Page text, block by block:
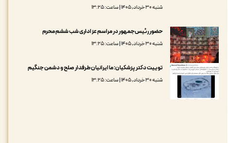
شنبه ۳۰ خرداد, ۱۴۰۵ | ساعت: ۱۳:۲۵
حضور رئیس‌جمهور در مراسم عزاداری شب ششم محرم
شنبه ۳۰ خرداد, ۱۴۰۵ | ساعت: ۱۳:۲۵
توییت دکتر پزشکیان: ما ایرانیان طرفدار صلح و دشمن جنگیم
شنبه ۳۰ خرداد, ۱۴۰۵ | ساعت: ۱۳:۲۵